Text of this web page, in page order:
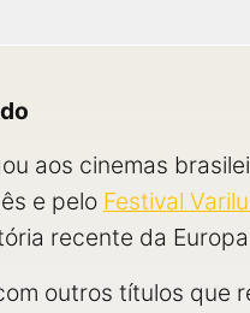
aos cinemas
e pelo Festival
recente da
outros títulos que